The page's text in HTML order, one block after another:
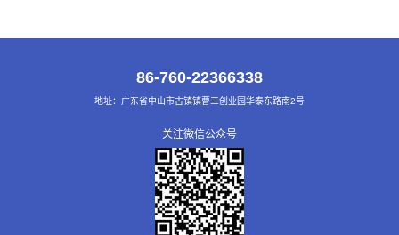
86-760-22366338
地址：广东省中山市古镇镇曹三创业园华泰东路南2号
关注微信公众号